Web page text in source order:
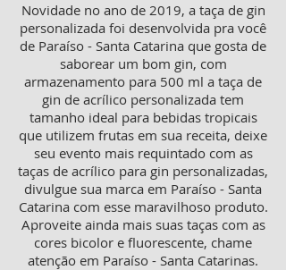
Novidade no ano de 2019, a taça de gin
personalizada foi desenvolvida pra você
de Paraíso - Santa Catarina que gosta de
saborear um bom gin, com
armazenamento para 500 ml a taça de
gin de acrílico personalizada tem
tamanho ideal para bebidas tropicais
que utilizem frutas em sua receita, deixe
seu evento mais requintado com as
taças de acrílico para gin personalizadas,
divulgue sua marca em Paraíso - Santa
Catarina com esse maravilhoso produto.
Aproveite ainda mais suas taças com as
cores bicolor e fluorescente, chame
atenção em Paraíso - Santa Catarinas.